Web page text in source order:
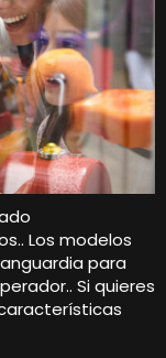
Los modelos
para
Si quieres